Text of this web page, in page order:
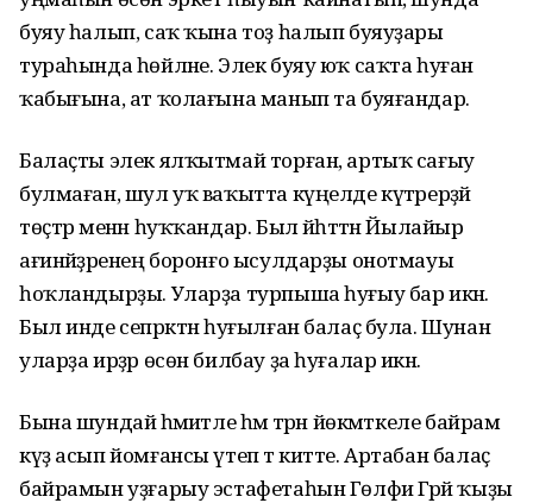
буяу һалып, саҡ ҡына тоҙ һалып буяуҙары
тураһында һөйләне. Элек буяу юҡ саҡта һуған
ҡабығына, ат ҡолағына манып та буяғандар.
Балаҫты элек ялҡытмай торған, артыҡ сағыу
булмаған, шул уҡ ваҡытта күңелде күтәрерҙәй
төҫтәр менән һуҡҡандар. Был йәһәттән Йылайыр
ағинәйҙәренең боронғо ысулдарҙы онотмауы
һоҡландырҙы. Уларҙа турпыша һуғыу бар икән.
Был инде сепрәктән һуғылған балаҫ була. Шунан
уларҙа ирҙәр өсөн билбау ҙа һуғалар икән.
Бына шундай әһәмиәтле һәм тәрән йөкмәткеле байрам
күҙ асып йомғансы үтеп тә китте. Артабан балаҫ
байрамын уҙғарыу эстафетаһын Гөлфиә Гәрәй ҡыҙы